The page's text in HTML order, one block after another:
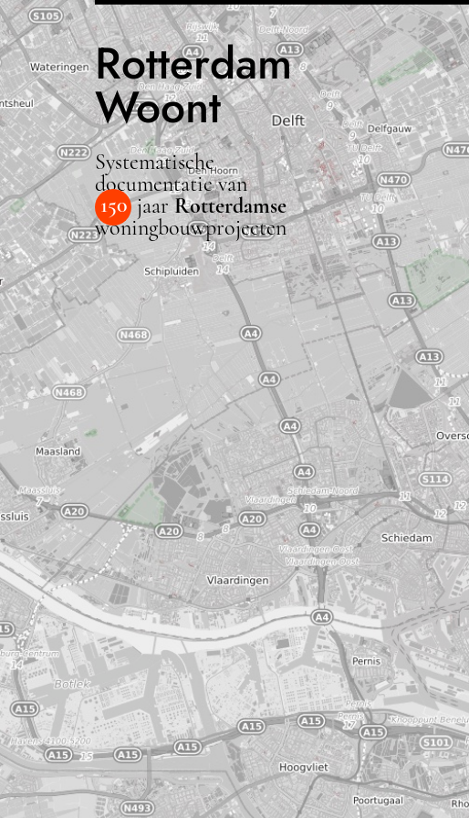
Rotterdam
Woont
Systematische
documentatie van
150jaarRotterdamse
woningbouwprojecten